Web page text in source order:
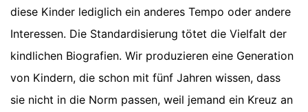
diese Kinder lediglich ein anderes Tempo oder andere
Interessen. Die Standardisierung tötet die Vielfalt der
kindlichen Biografien. Wir produzieren eine Generation
von Kindern, die schon mit fünf Jahren wissen, dass
sie nicht in die Norm passen, weil jemand ein Kreuz an